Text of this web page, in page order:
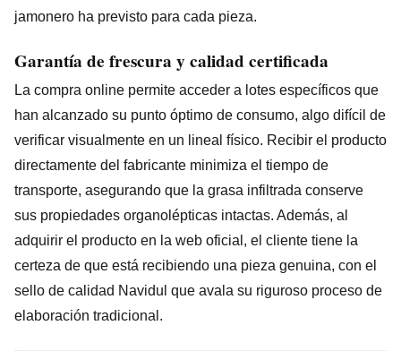
jamonero ha previsto para cada pieza.
Garantía de frescura y calidad certificada
La compra online permite acceder a lotes específicos que
han alcanzado su punto óptimo de consumo, algo difícil de
verificar visualmente en un lineal físico. Recibir el producto
directamente del fabricante minimiza el tiempo de
transporte, asegurando que la grasa infiltrada conserve
sus propiedades organolépticas intactas. Además, al
adquirir el producto en la web oficial, el cliente tiene la
certeza de que está recibiendo una pieza genuina, con el
sello de calidad Navidul que avala su riguroso proceso de
elaboración tradicional.